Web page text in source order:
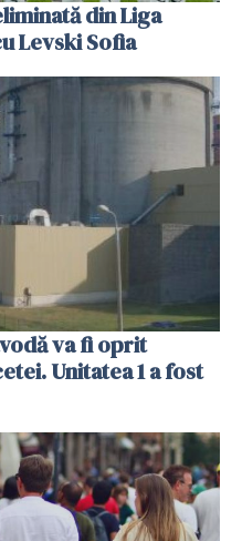
din Liga
Levski Sofia
va fi oprit
Unitatea 1 a fost